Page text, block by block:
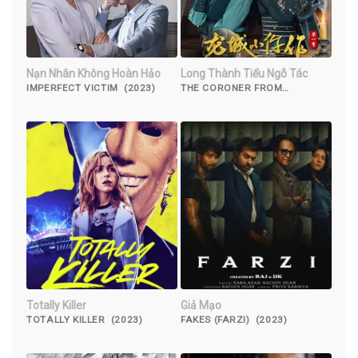
Nạn Nhân Không Hoàn Hảo
IMPERFECT VICTIM (2023)
Long Thành Tiểu Ngỗ Tác
THE CORONER FROM
Totally Killer
TOTALLY KILLER (2023)
Giả Mạo
FAKES (FARZI) (2023)